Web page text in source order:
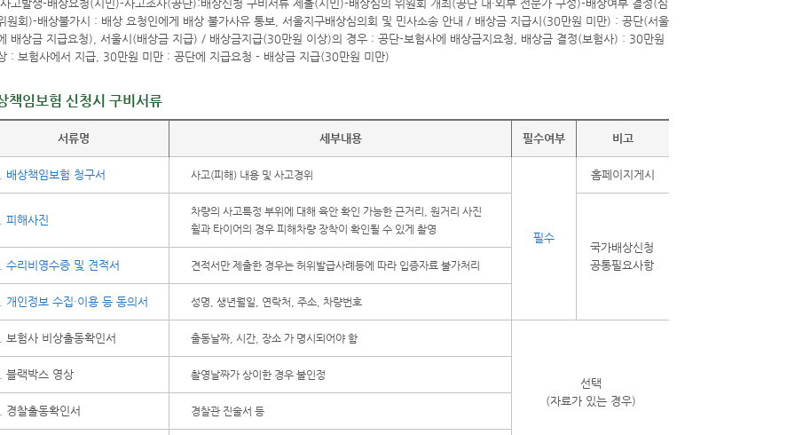
책임보험 신청시 구비서류
서류명 세부내용 필수여부 비고
배상책임보험 청구서 사고(피해) 내용 및 사고경위
필수
홈페이지게시
피해사진
차량의 사고특정 부위에 대해 육안 확인 가능한 근거리, 원거리 사진
휠과 타이어의 경우 피해차량 장착이 확인될 수 있게 촬영
국가배상신청
공통필요사항
수리비영수증 및 견적서 견적서만 제출한 경우는 허위발급사례등에 따라 입증자료 불가처리
개인정보 수집·이용 등 동의서 성명, 생년월일, 연락처, 주소, 차량번호
보험사 비상출동확인서 출동날짜, 시간, 장소 가 명시되어야 함
선택
(자료가 있는 경우)
블랙박스 영상 촬영날짜가 상이한 경우 불인정
경찰출동확인서 경찰관 진술서 등